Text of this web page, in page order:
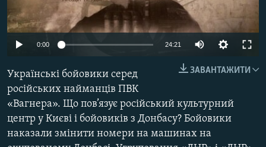
МУЛЬТИМЕДІА
ФОТО
ПОДКАСТИ
КРИМ РЕАЛІЇ
РУС
УКР
0:00 24:21
ЗАВАНТАЖИТИ
Українські бойовики серед
російських найманців ПВК
«Вагнера». Що пов’язує російський культурний
центр у Києві і бойовиків з Донбасу? Бойовики
наказали змінити номери на машинах на